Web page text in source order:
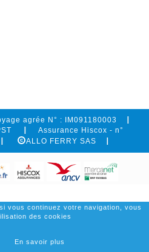
vous continuez votre navigation, vous
des cookies
En savoir plus
agrée N° : IM091180003
Assurance Hiscox - n°
ALLO FERRY SAS